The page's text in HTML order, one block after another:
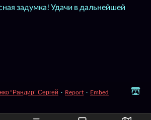
задумка! Удачи в дальнейшей
"Рандир" Сергей · Report · Embed